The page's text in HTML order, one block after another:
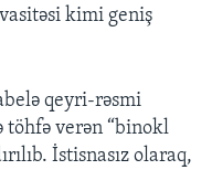
kimi geniş
qeyri-rəsmi
töhfə verən “binokl
İstisnasız olaraq,